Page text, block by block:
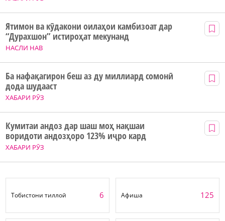
НАСЛИ НАВ
Ятимон ва кӯдакони оилаҳои камбизоат дар
“Дурахшон” истироҳат мекунанд
ХАБАРИ РӮЗ
Ба нафақагирон беш аз ду миллиард сомонӣ
дода шудааст
ХАБАРИ РӮЗ
Кумитаи андоз дар шаш моҳ нақшаи
воридоти андозҳоро 123% иҷро кард
Тобистони тиллоӣ 6 Афиша 125